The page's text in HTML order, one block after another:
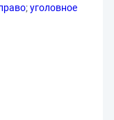
;уголовное